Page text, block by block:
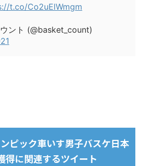
t.co/Co2uElWmgm
ント (@basket_count)
ピック車いす男子バスケ日本
得に関連するツイート